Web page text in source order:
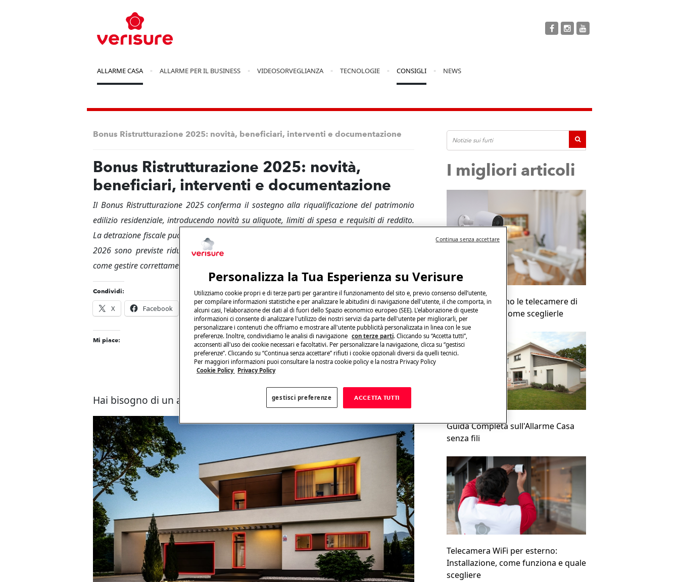
ALLARME CASA ALLARME PER IL BUSINESS VIDEOSORVEGLIANZA TECNOLOGIE CONSIGLI NEWS
Bonus Ristrutturazione 2025: novità, beneficiari, interventi e documentazione
Bonus Ristrutturazione 2025: novità,
beneficiari, interventi e documentazione
Il Bonus Ristrutturazione 2025 conferma il sostegno alla riqualificazione del patrimonio
edilizio residenziale, introducendo novità su aliquote, limiti di spesa e requisiti di reddito.
La detrazione fiscale può arrivare fino al 50% per interventi su abitazioni principali, ma dal
2026 sono previste riduzioni. Scopri chi può beneficiarne, quali lavori sono ammessi e
come gestire correttamente la documentazione per non perdere l’agevolazione.
Condividi:
X Facebook E-mail LinkedIn WhatsApp
Mi piace:
Hai bisogno di un allarme? Calcola ora il tuo preventivo gratuito
I migliori articoli
Come funzionano le telecamere di
sorveglianza e come sceglierle
Guida Completa sull'Allarme Casa
senza fili
Telecamera WiFi per esterno:
Installazione, come funziona e quale
scegliere
Personalizza la Tua Esperienza su Verisure
Utilizziamo cookie propri e di terze parti per garantire il funzionamento del sito e, previo consenso dell’utente,
per compilare informazioni statistiche e per analizzare le abitudini di navigazione dell'utente, il che comporta, in
alcuni casi, l'elaborazione dei dati al di fuori dello Spazio economico europeo (SEE). L'elaborazione di queste
informazioni ci consente di analizzare l'utilizzo dei nostri servizi da parte dell'utente per migliorarli, per
personalizzare i contenuti che offriamo e mostrare all'utente pubblicità personalizzata in linea con le sue
preferenze. Inoltre, condividiamo le analisi di navigazione con terze parti. Cliccando su “Accetta tutti”,
acconsenti all'uso dei cookie necessari e facoltativi. Per personalizzare la navigazione, clicca su “gestisci
preferenze”. Cliccando su “Continua senza accettare” rifiuti i cookie opzionali diversi da quelli tecnici.
Per maggiori informazioni puoi consultare la nostra cookie policy e la nostra Privacy Policy
Cookie Policy Privacy Policy
gestisci preferenze ACCETTA TUTTI
Continua senza accettare